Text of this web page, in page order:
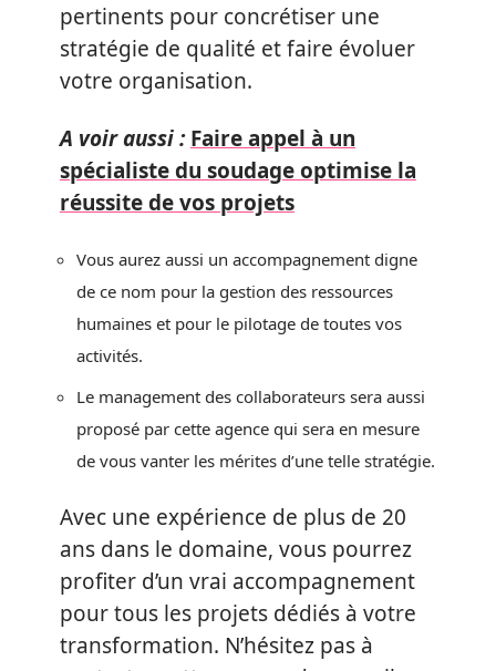
pertinents pour concrétiser une
stratégie de qualité et faire évoluer
votre organisation.
A voir aussi : Faire appel à un
spécialiste du soudage optimise la
réussite de vos projets
Vous aurez aussi un accompagnement digne
de ce nom pour la gestion des ressources
humaines et pour le pilotage de toutes vos
activités.
Le management des collaborateurs sera aussi
proposé par cette agence qui sera en mesure
de vous vanter les mérites d’une telle stratégie.
Avec une expérience de plus de 20
ans dans le domaine, vous pourrez
profiter d’un vrai accompagnement
pour tous les projets dédiés à votre
transformation. N’hésitez pas à